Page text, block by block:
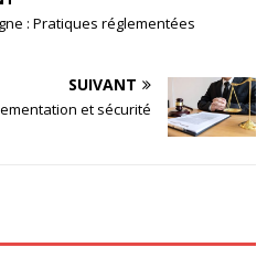
: Pratiques réglementées
SUIVANT
et sécurité